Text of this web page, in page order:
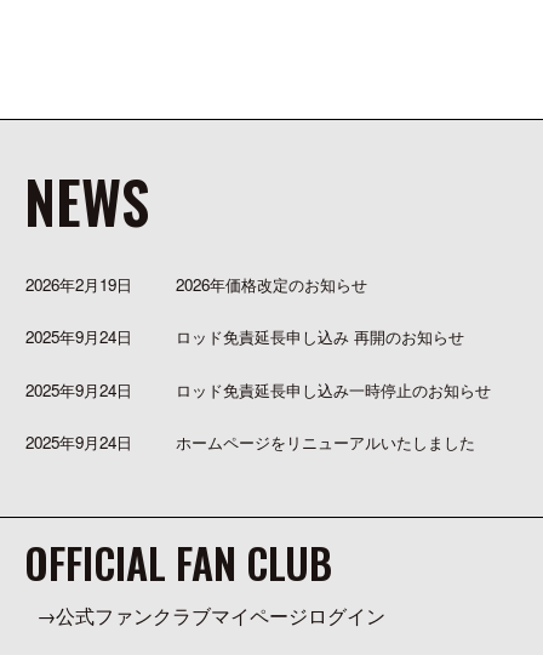
NEWS
2026年2月19日 2026年価格改定のお知らせ
2025年9月24日 ロッド免責延長申し込み 再開のお知らせ
2025年9月24日 ロッド免責延長申し込み一時停止のお知らせ
2025年9月24日 ホームページをリニューアルいたしました
OFFICIAL FAN CLUB
公式ファンクラブマイページログイン